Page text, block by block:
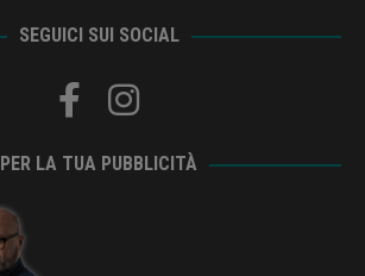
SEGUICI SUI SOCIAL
PER LA TUA PUBBLICITÀ